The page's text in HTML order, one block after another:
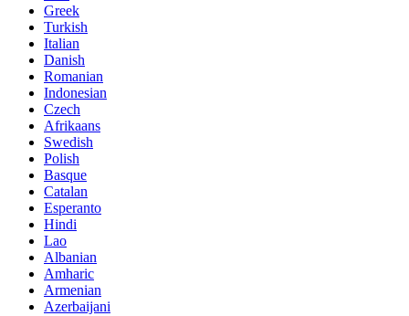
Greek
Turkish
Italian
Danish
Romanian
Indonesian
Czech
Afrikaans
Swedish
Polish
Basque
Catalan
Esperanto
Hindi
Lao
Albanian
Amharic
Armenian
Azerbaijani